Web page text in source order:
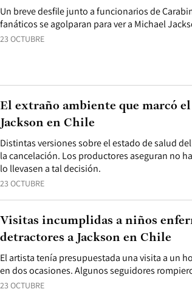
23 OCTUBRE
Un breve desfile junto a funcionarios de
fanáticos se agolparan para ver a Michael
23 OCTUBRE
Distintas versiones sobre el estado de salud
la cancelación. Los productores aseguran no
lo llevasen a tal decisión.
El extraño ambiente que marcó
Jackson en Chile
23 OCTUBRE
El artista tenía presupuestada una visita a un
en dos ocasiones. Algunos seguidores
Visitas incumplidas a niños
detractores a Jackson en Chile